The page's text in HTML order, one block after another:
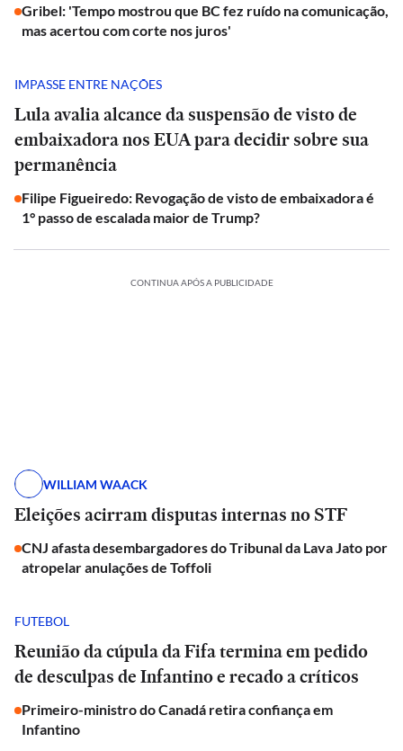
Gribel: 'Tempo mostrou que BC fez ruído na comunicação,
mas acertou com corte nos juros'
IMPASSE ENTRE NAÇÕES
Lula avalia alcance da suspensão de visto de
embaixadora nos EUA para decidir sobre sua
permanência
Filipe Figueiredo: Revogação de visto de embaixadora é
1° passo de escalada maior de Trump?
CONTINUA APÓS A PUBLICIDADE
WILLIAM WAACK
Eleições acirram disputas internas no STF
CNJ afasta desembargadores do Tribunal da Lava Jato por
atropelar anulações de Toffoli
FUTEBOL
Reunião da cúpula da Fifa termina em pedido
de desculpas de Infantino e recado a críticos
Primeiro-ministro do Canadá retira confiança em
Infantino